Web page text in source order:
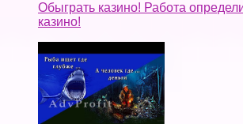
Обыграть казино! Работа
казино!